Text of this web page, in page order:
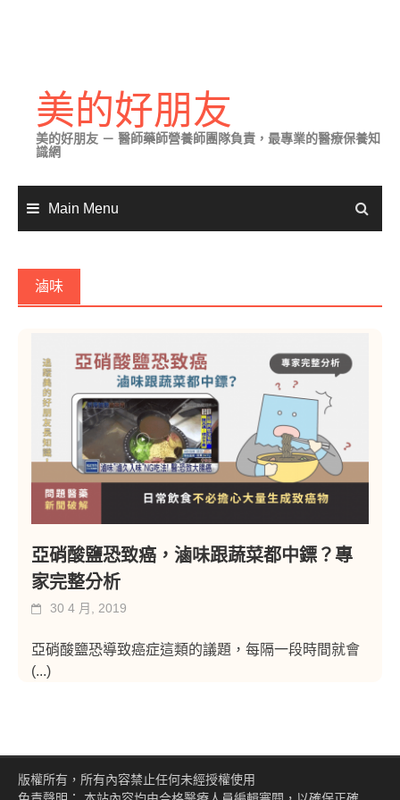
content美的好朋友
美的好朋友 － 醫師藥師營養師團隊負責，最專業的醫療保養知
識網
Main Menu
滷味
亞硝酸鹽恐致癌，滷味跟蔬菜都中鏢？專
家完整分析
30 4 月, 2019
亞硝酸鹽恐導致癌症這類的議題，每隔一段時間就會
(...)
版權所有，所有內容禁止任何未經授權使用